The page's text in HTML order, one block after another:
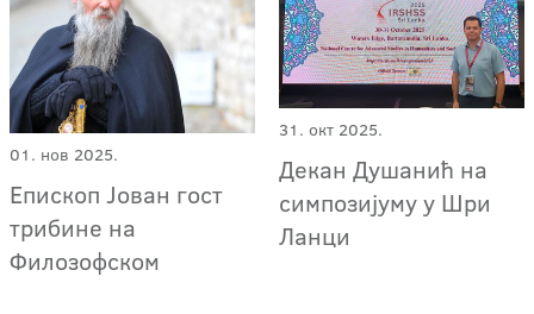
01. нов 2025.
Епископ Јован гост
трибине на
Филозофском
31. окт 2025.
Декан Душанић на
симпозијуму у Шри
Ланци